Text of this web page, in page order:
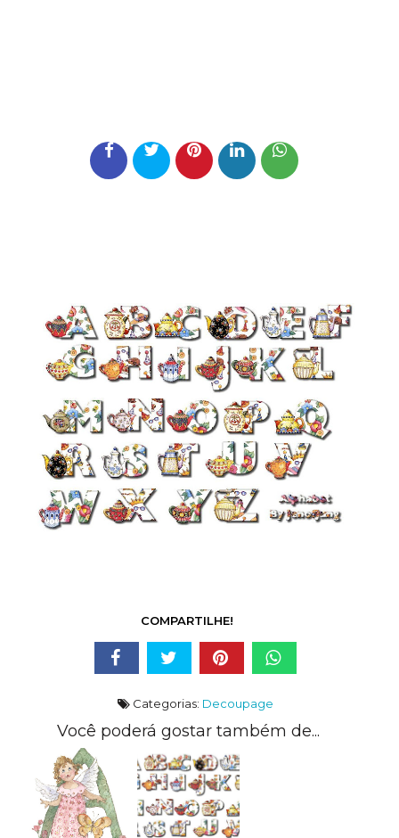
COMPARTILHE!
Categorias: Decoupage
Você poderá gostar também de...